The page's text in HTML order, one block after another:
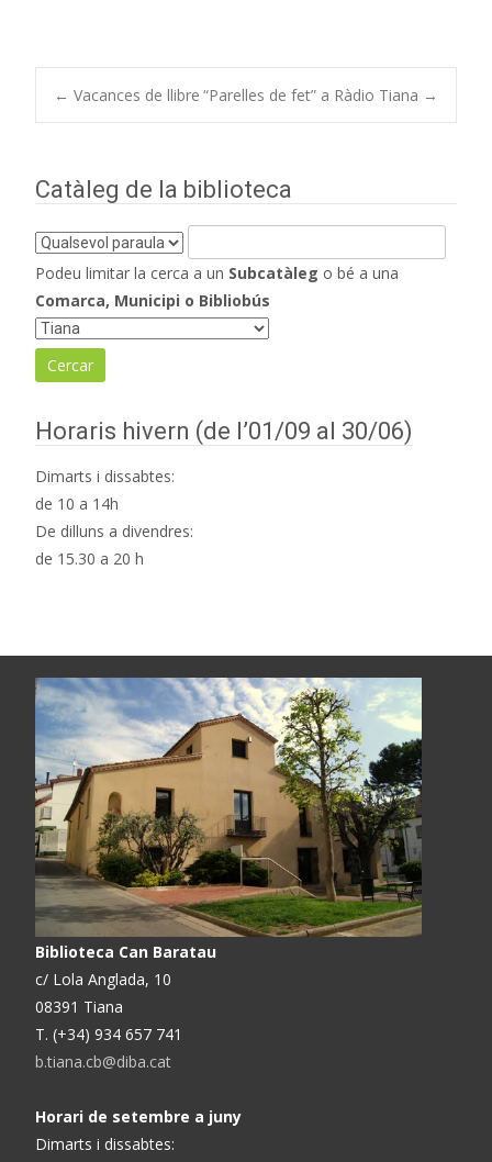
Navegació
d'entrades
← Vacances de llibre “Parelles de fet” a Ràdio Tiana →
Catàleg de la biblioteca
Podeu limitar la cerca a un Subcatàleg o bé a una
Comarca, Municipi o Bibliobús
Horaris hivern (de l’01/09 al 30/06)
Dimarts i dissabtes:
de 10 a 14h
De dilluns a divendres:
de 15.30 a 20 h
Biblioteca Can Baratau
c/ Lola Anglada, 10
08391 Tiana
T. (+34) 934 657 741
b.tiana.cb@diba.cat
Horari de setembre a juny
Dimarts i dissabtes: